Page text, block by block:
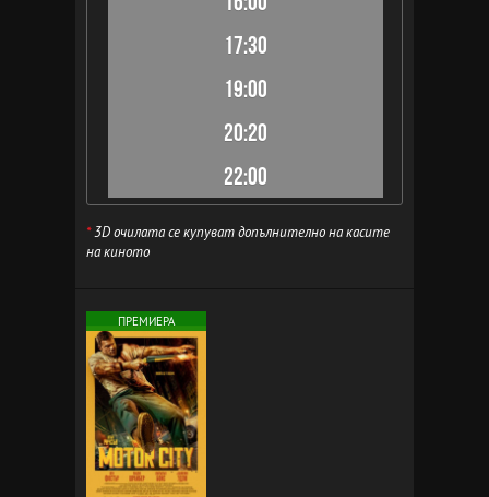
17:30
19:00
20:20
22:00
*3D очилата се купуват допълнително на касите
на киното
ПРЕМИЕРА